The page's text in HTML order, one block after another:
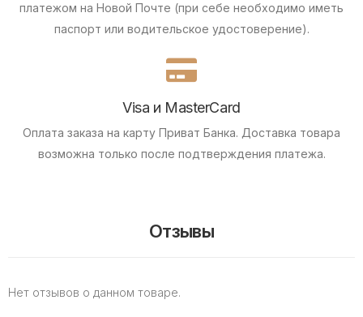
платежом на Новой Почте (при себе необходимо иметь
паспорт или водительское удостоверение).
Visa и MasterCard
Оплата заказа на карту Приват Банка. Доставка товара
возможна только после подтверждения платежа.
Отзывы
Нет отзывов о данном товаре.